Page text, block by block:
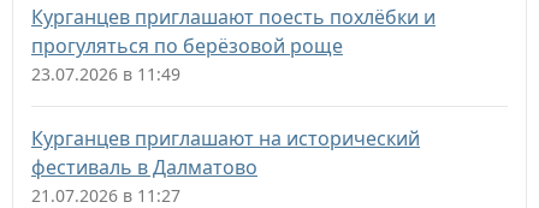
Курганцев приглашают поесть похлёбки и
прогуляться по берёзовой роще
23.07.2026 в 11:49
Курганцев приглашают на исторический
фестиваль в Далматово
21.07.2026 в 11:27